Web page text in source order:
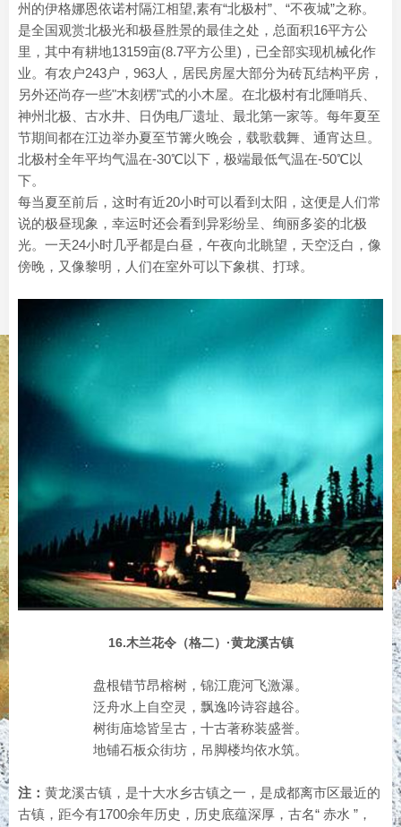
州的伊格娜恩依诺村隔江相望,素有“北极村”、“不夜城”之称。
是全国观赏北极光和极昼胜景的最佳之处，总面积16平方公
里，其中有耕地13159亩(8.7平方公里)，已全部实现机械化作
业。有农户243户，963人，居民房屋大部分为砖瓦结构平房，
另外还尚存一些"木刻楞"式的小木屋。在北极村有北陲哨兵、
神州北极、古水井、日伪电厂遗址、最北第一家等。每年夏至
节期间都在江边举办夏至节篝火晚会，载歌载舞、通宵达旦。
北极村全年平均气温在-30℃以下，极端最低气温在-50℃以
下。
每当夏至前后，这时有近20小时可以看到太阳，这便是人们常
说的极昼现象，幸运时还会看到异彩纷呈、绚丽多姿的北极
光。一天24小时几乎都是白昼，午夜向北眺望，天空泛白，像
傍晚，又像黎明，人们在室外可以下象棋、打球。
16.木兰花令（格二）·黄龙溪古镇
盘根错节昂榕树，锦江鹿河飞激瀑。
泛舟水上自空灵，飘逸吟诗容越谷。
树街庙埝皆呈古，十古著称装盛誉。
地铺石板众街坊，吊脚楼均依水筑。
注： 黄龙溪古镇，是十大水乡古镇之一，是成都离市区最近的
古镇，距今有1700余年历史，历史底蕴深厚，古名“ 赤水 ”，